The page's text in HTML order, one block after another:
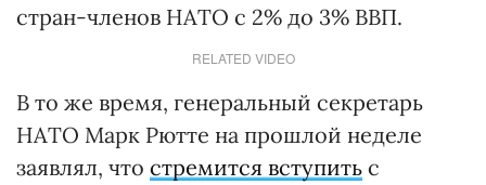
стран-членов НАТО с 2% до 3% ВВП.
RELATED VIDEO
В то же время, генеральный секретарь
НАТО Марк Рютте на прошлой неделе
заявлял, что стремится вступить с